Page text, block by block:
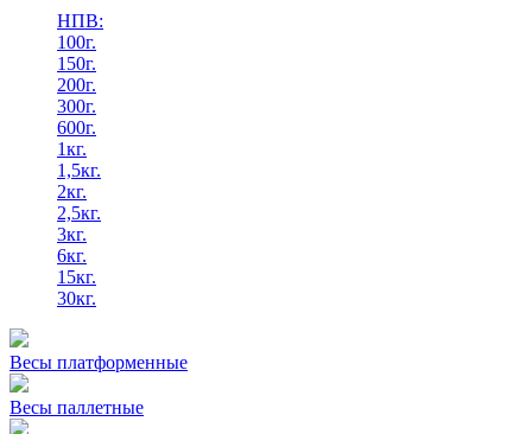
НПВ:
100г.
150г.
200г.
300г.
600г.
1кг.
1,5кг.
2кг.
2,5кг.
3кг.
6кг.
15кг.
30кг.
Весы платформенные
Весы паллетные